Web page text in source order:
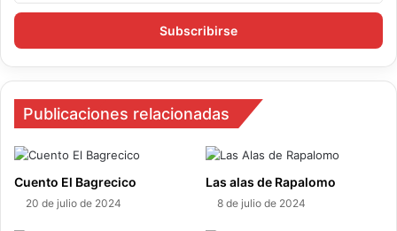
c
i
b
c
o
r
Publicaciones relacionadas
Cuento El Bagrecico
20 de julio de 2024
Las alas de Rapalomo
8 de julio de 2024